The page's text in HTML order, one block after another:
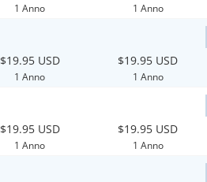
1 Anno 1 Anno
$19.95 USD
1 Anno
$19.95 USD
1 Anno
$19.95 USD
1 Anno
$19.95 USD
1 Anno